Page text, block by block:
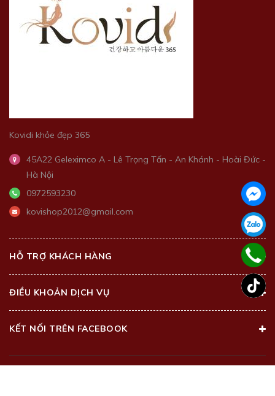
Kovidi khỏe đẹp 365
45A22 Geleximco A - Lê Trọng Tấn - An Khánh - Hoài Đức -
Hà Nội
0972593230
kovishop2012@gmail.com
HỖ TRỢ KHÁCH HÀNG
ĐIỀU KHOẢN DỊCH VỤ
KẾT NỐI TRÊN FACEBOOK